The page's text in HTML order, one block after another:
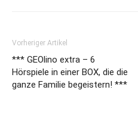
Vorheriger Artikel
*** GEOlino extra – 6
Hörspiele in einer BOX, die die
ganze Familie begeistern! ***